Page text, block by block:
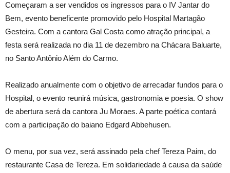
Começaram a ser vendidos os ingressos para o IV Jantar do
Bem, evento beneficente promovido pelo Hospital Martagão
Gesteira. Com a cantora Gal Costa como atração principal, a
festa será realizada no dia 11 de dezembro na Chácara Baluarte,
no Santo Antônio Além do Carmo.
Realizado anualmente com o objetivo de arrecadar fundos para o
Hospital, o evento reunirá música, gastronomia e poesia. O show
de abertura será da cantora Ju Moraes. A parte poética contará
com a participação do baiano Edgard Abbehusen.
O menu, por sua vez, será assinado pela chef Tereza Paim, do
restaurante Casa de Tereza. Em solidariedade à causa da saúde